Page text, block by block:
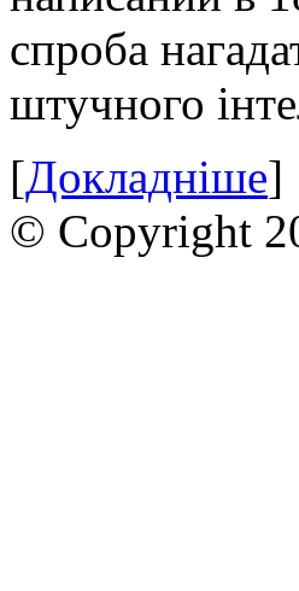
спроба
штучного
[Докладніше]
© Copyright